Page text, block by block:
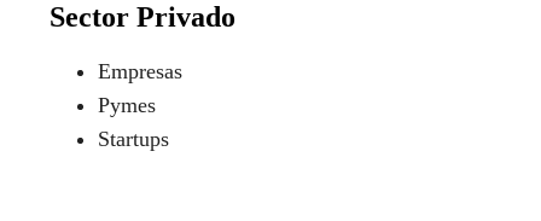
Sector Privado
Empresas
Pymes
Startups